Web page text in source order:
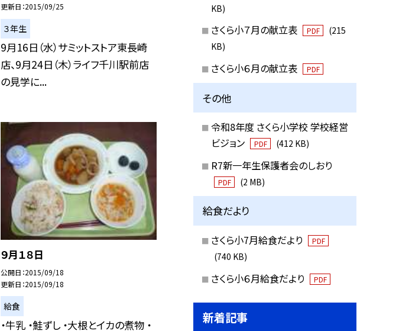
更新日 2015/09/25
３年生
9月16日（水）サミットストア東長崎
店、9月24日（木）ライフ千川駅前店
の見学に...
９月１８日
公開日 2015/09/18
更新日 2015/09/18
給食
・牛乳 ・鮭ずし ・大根とイカの煮物 ・
KB)
さくら小７月の献立表 PDF
(215
KB)
さくら小６月の献立表 PDF
その他
令和8年度 さくら小学校 学校経営
ビジョン
PDF (412 KB)
R7新一年生保護者会のしおり
PDF (2 MB)
給食だより
さくら小7月給食だより PDF
(740 KB)
さくら小６月給食だより PDF
新着記事